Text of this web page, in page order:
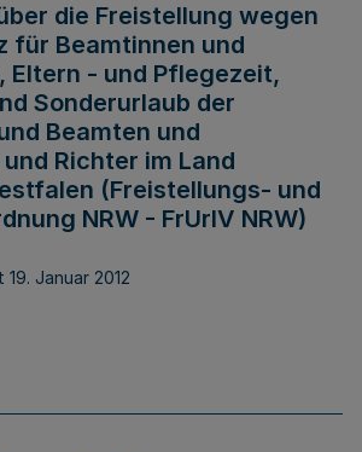
die Freistellung wegen
für Beamtinnen und
Eltern - und Pflegezeit,
Sonderurlaub der
Beamten und
Richter im Land
(Freistellungs- und
NRW - FrUrlV NRW)
19. Januar 2012